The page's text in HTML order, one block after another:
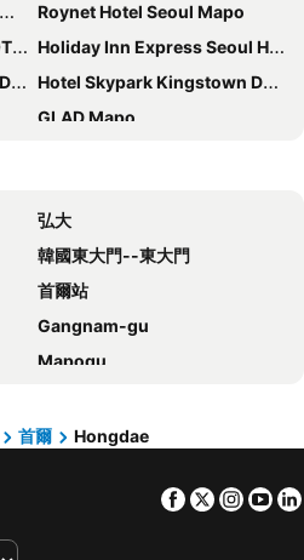
Roynet Hotel Seoul Mapo
Holiday Inn Express Seoul Hongdae By Ihg
Hotel Skypark Kingstown Dongdaemun
GLAD Mapo
Mercure Ambassador Seoul Hongdae
Fairfield by Marriott Seoul
Sotetsu Hotels The Splaisir Seoul Myeongdong
Ehwa in Myeongdong
RYSE, Autograph Collection
Hotel Gracery Seoul
Sollago Myeongdong Hotel & Residence
1
弘大
韓國東大門--東大門
首爾站
Gangnam-gu
Mapogu
梨泰院
首爾 Hongdae
Facebook
Twitter